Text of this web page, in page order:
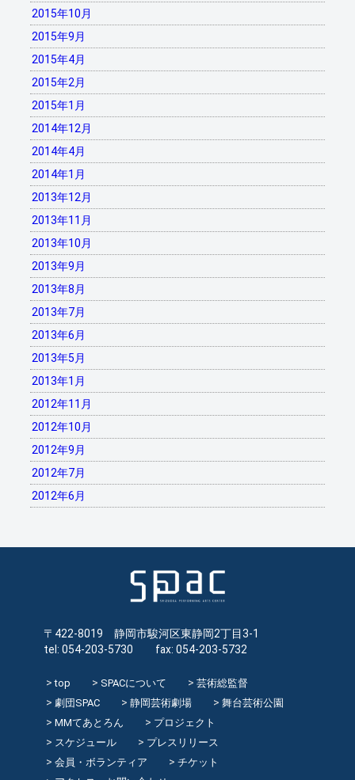
2015年10月
2015年9月
2015年4月
2015年2月
2015年1月
2014年12月
2014年4月
2014年1月
2013年12月
2013年11月
2013年10月
2013年9月
2013年8月
2013年7月
2013年6月
2013年5月
2013年1月
2012年11月
2012年10月
2012年9月
2012年7月
2012年6月
〒422-8019 静岡市駿河区東静岡2丁目3-1
tel: 054-203-5730 fax: 054-203-5732
top SPACについて
芸術総監督
劇団SPAC
静岡芸術劇場
舞台芸術公園
MMてあとろん
プロジェクト
スケジュール
プレスリリース
会員・ボランティア
チケット